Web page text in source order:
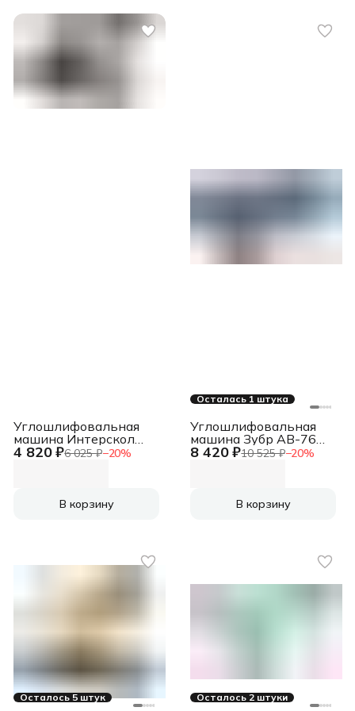
4 820 ₽6 025 ₽−20%
Углошлифовальная
машина Интерскол
УШМ-125/1100Э
В корзину
Осталась 1 штука
8 420 ₽10 525 ₽−20%
Углошлифовальная
машина Зубр AB-76
20000об/мин
В корзину
Осталось 5 штук Осталось 2 штуки